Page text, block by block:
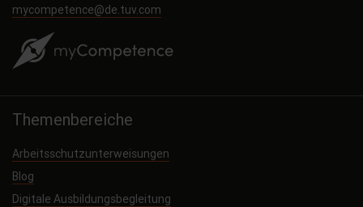
mycompetence@de.tuv.com
Themenbereiche
Arbeitsschutzunterweisungen
Blog
Digitale Ausbildungsbegleitung